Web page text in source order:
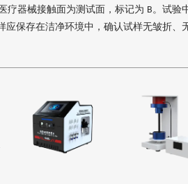
疗器械接触面为测试面，标记为 B。试验
应保存在洁净环境中，确认试样无皱折、